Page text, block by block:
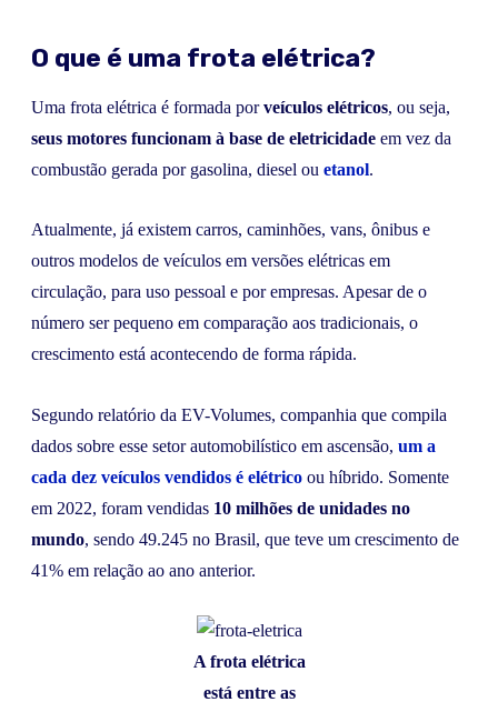
O que é uma frota elétrica?
Uma frota elétrica é formada porveículos elétricos, ou seja,
seus motores funcionam à base de eletricidade em vez da
combustão gerada por gasolina, diesel ou etanol.
Atualmente, já existem carros, caminhões, vans, ônibus e
outros modelos de veículos em versões elétricas em
circulação, para uso pessoal e por empresas. Apesar de o
número ser pequeno em comparação aos tradicionais, o
crescimento está acontecendo de forma rápida.
Segundo relatório da EV-Volumes, companhia que compila
dados sobre esse setor automobilístico em ascensão, um a
cada dez veículos vendidos é elétrico ou híbrido. Somente
em 2022, foram vendidas 10 milhões de unidades no
mundo, sendo 49.245 no Brasil, que teve um crescimento de
41% em relação ao ano anterior.
A frota elétrica
está entre as